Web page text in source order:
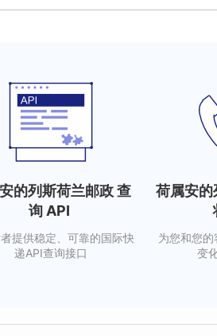
的列斯荷兰邮政 查
询 API
提供稳定、可靠的国际快
递API查询接口
荷属安的
为您和您
变